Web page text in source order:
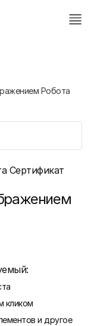
Робота
кликом
и другое